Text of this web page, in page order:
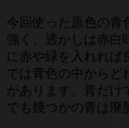
今回使った原色の青
強く、透かしは赤白
に赤や緑を入れれば
では青色の中からど
があります。青だけ
でも幾つかの青は廃